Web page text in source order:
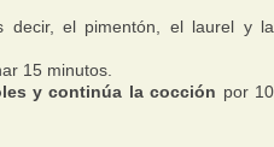
decir, el pimentón, el laurel y la
15 minutos.
y continúa la cocción por 10